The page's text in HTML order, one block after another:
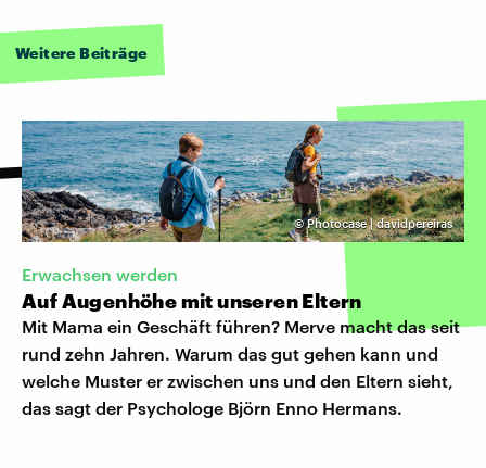
Weitere Beiträge
©Photocase | davidpereiras
Erwachsen werden
Auf Augenhöhe mit unseren Eltern
Mit Mama ein Geschäft führen? Merve macht das seit
rund zehn Jahren. Warum das gut gehen kann und
welche Muster er zwischen uns und den Eltern sieht,
das sagt der Psychologe Björn Enno Hermans.